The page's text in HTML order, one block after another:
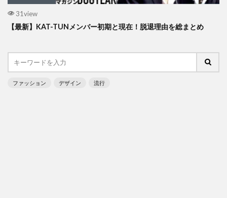
31view
【最新】KAT-TUNメンバー初期と現在！脱退理由を総まとめ
ファッション デザイン 流行